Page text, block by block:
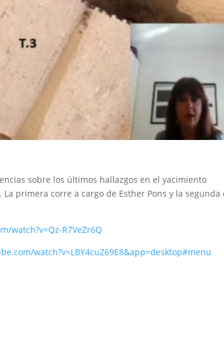
sobre los últimos hallazgos en el yacimiento
primera corre a cargo de Esther Pons y la segunda
watch?v=Qz-R7VeZr6Q
watch?v=LBY4cuZ69E8&app=desktop#menu